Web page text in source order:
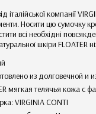
італійської компанії
Носити цю сумочку
всі необхідні
шкіри
из долговечной и
мягкая телячья кожа с
VIRGINIA CONTI